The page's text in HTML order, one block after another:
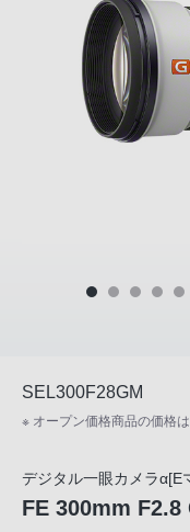
SEL300F28GM
※ オープン価格商品の価格
デジタル一眼カメラα[E
FE 300mm F2.8